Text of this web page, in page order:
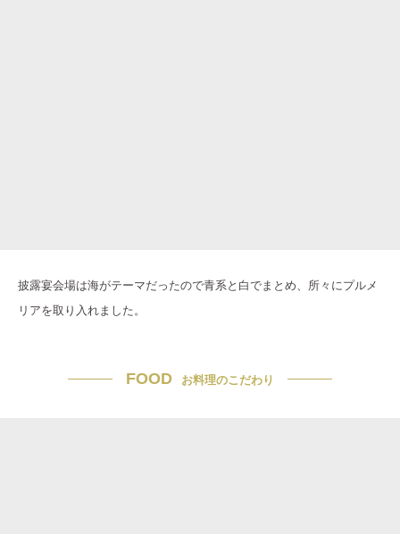
披露宴会場は海がテーマだったので青系と白でまとめ、所々にプルメ
リアを取り入れました。
FOOD お料理のこだわり